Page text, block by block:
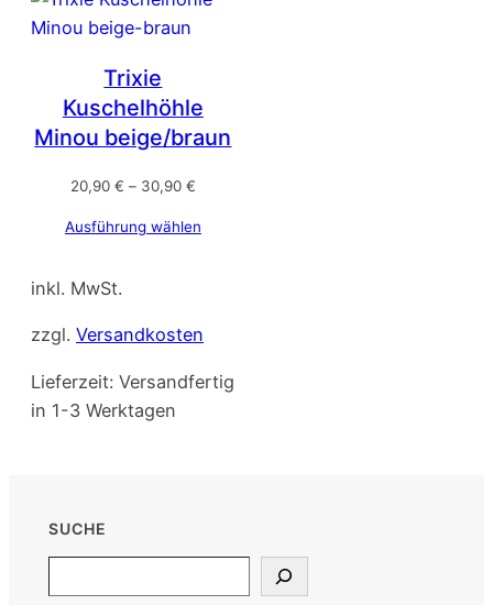
Trixie
Kuschelhöhle
Minou beige/braun
20,90 € – 30,90 €
Ausführung wählen
inkl. MwSt.
zzgl. Versandkosten
Lieferzeit: Versandfertig
in 1-3 Werktagen
SUCHE